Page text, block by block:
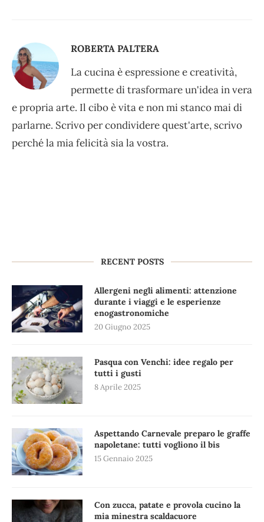
ROBERTA PALTERA
La cucina è espressione e creatività,
permette di trasformare un'idea in vera
e propria arte. Il cibo è vita e non mi stanco mai di
parlarne. Scrivo per condividere quest'arte, scrivo
perché la mia felicità sia la vostra.
RECENT POSTS
Allergeni negli alimenti: attenzione
durante i viaggi e le esperienze
enogastronomiche
20 Giugno 2025
Pasqua con Venchi: idee regalo per
tutti i gusti
8 Aprile 2025
Aspettando Carnevale preparo le graffe
napoletane: tutti vogliono il bis
15 Gennaio 2025
Con zucca, patate e provola cucino la
mia minestra scaldacuore